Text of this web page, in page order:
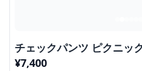
チェックパンツ ピクニッ
¥7,400